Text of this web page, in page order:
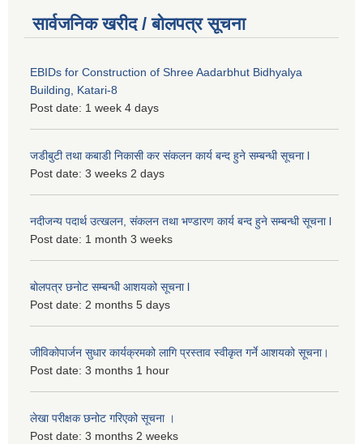
सार्वजनिक खरीद / बोलपत्र सूचना
EBIDs for Construction of Shree Aadarbhut Bidhyalya
Building, Katari-8
Post date: 1 week 4 days
जडीबुटी तथा कबाडी निकासी कर संकलन कार्य बन्द हुने सम्बन्धी सूचना l
Post date: 3 weeks 2 days
नदीजन्य पदार्थ उत्खलन, संकलन तथा भण्डारण कार्य बन्द हुने सम्बन्धी सूचना l
Post date: 1 month 3 weeks
बोलपत्र छनोट सम्बन्धी आशयको सूचना l
Post date: 2 months 5 days
जीविकोपार्जन सुधार कार्यक्रमको लागि प्रस्ताव स्वीकृत गर्ने आशयको सूचना।
Post date: 3 months 1 hour
लेखा परीक्षक छनोट गरिएको सूचना ।
Post date: 3 months 2 weeks